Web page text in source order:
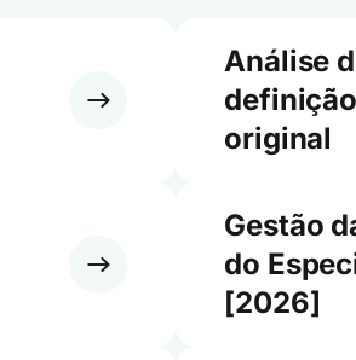
Análise
original
Gestão
do
[2026]